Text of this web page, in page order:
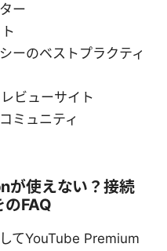
ー
ーのベストプラクティ
ビューサイト
ミュニティ
使えない？接続
FAQ
てYouTube Premium